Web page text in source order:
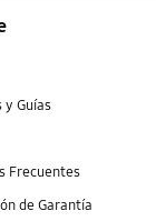
y Guías
Frecuentes
de Garantía